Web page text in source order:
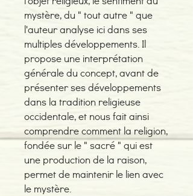
mystère, du " tout autre " que
l'auteur analyse ici dans ses
multiples développements. Il
propose une interprétation
générale du concept, avant de
présenter ses développements
dans la tradition religieuse
occidentale, et nous fait ainsi
comprendre comment la religion,
fondée sur le " sacré " qui est
une production de la raison,
permet de maintenir le lien avec
le mystère.